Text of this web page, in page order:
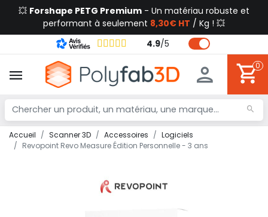
💥 Forshape PETG Premium - Un matériau robuste et
performant à seulement 8,30€ HT / Kg ! 💥
4.9/5
0
Accueil Scanner 3D Accessoires
Logiciels
Revopoint Revo Measure Édition Personnelle - 3 ans